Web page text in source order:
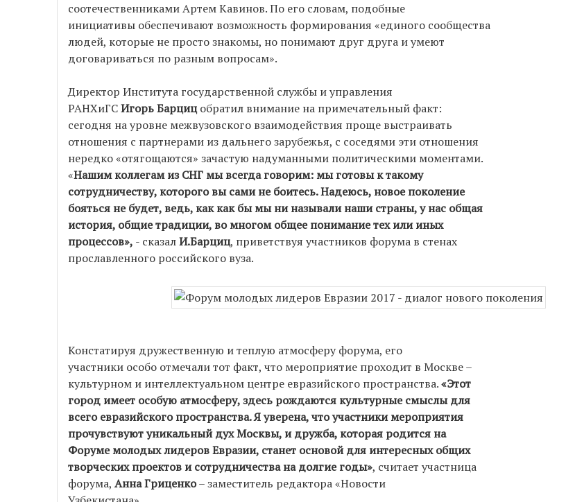
соотечественниками Артем Кавинов. По его словам, подобные
инициативы обеспечивают возможность формирования «единого сообщества
людей, которые не просто знакомы, но понимают друг друга и умеют
договариваться по разным вопросам».
Директор Института государственной службы и управления
РАНХиГСИгорь Барцицобратил внимание на примечательный факт:
сегодня на уровне межвузовского взаимодействия проще выстраивать
отношения с партнерами из дальнего зарубежья, с соседями эти отношения
нередко «отягощаются» зачастую надуманными политическими моментами.
«Нашим коллегам из СНГ мы всегда говорим: мы готовы к такому
сотрудничеству, которого вы сами не боитесь. Надеюсь, новое поколение
бояться не будет, ведь, как как бы мы ни называли наши страны, у нас общая
история, общие традиции, во многом общее понимание тех или иных
процессов», - сказалИ.Барциц, приветствуя участников форума в стенах
прославленного российского вуза.
Констатируя дружественную и теплую атмосферу форума, его
участники особо отмечали тот факт, что мероприятие проходит в Москве –
культурном и интеллектуальном центре евразийского пространства.«Этот
город имеет особую атмосферу, здесь рождаются культурные смыслы для
всего евразийского пространства. Я уверена, что участники мероприятия
прочувствуют уникальный дух Москвы, и дружба, которая родится на
Форуме молодых лидеров Евразии, станет основой для интересных общих
творческих проектов и сотрудничества на долгие годы», считает участница
форума, Анна Гриценко– заместитель редактора «Новости